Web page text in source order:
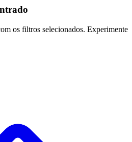
os filtros selecionados. Experimente